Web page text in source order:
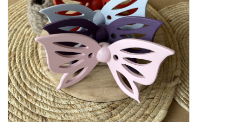
Gepersonaliseerd
Vanaf 1 jaar
Over ons
Samenwerking